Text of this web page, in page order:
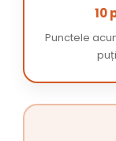
10
Punctele